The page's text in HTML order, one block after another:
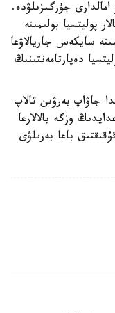
جۇرگىزىلۋدە.
پوليتسيا بولىمىنە
سايكەس جاريالاۋعا
دەپارتامەنتىنىڭ
جاۋاپ بەرۋىن تالاپ
وزگە بالالارعا
باعا بەرىلۋى